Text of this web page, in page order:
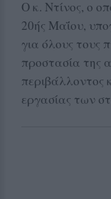
Ο κ. Ντίνος, ο
20ής Μαΐου,
για όλους τους
προστασία της
περιβάλλοντος
εργασίας των